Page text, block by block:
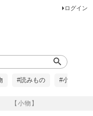
ログイン
【小物】
#読みもの #小柄な方に